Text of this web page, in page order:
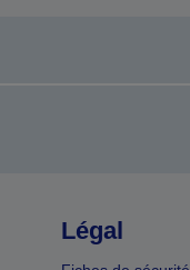
Légal